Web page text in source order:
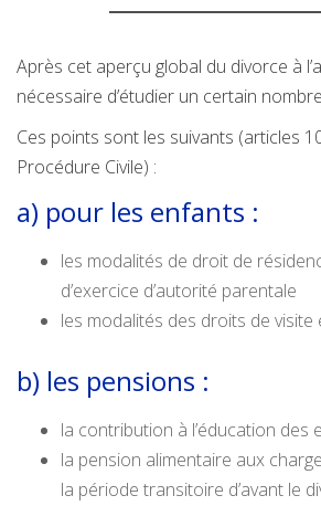
Après cet aperçu global du divorce à
nécessaire d’étudier un certain
Ces points sont les suivants (articles
Procédure Civile) :
a) pour les enfants :
les modalités de droit de
d’exercice d’autorité parentale
les modalités des droits de visite
b) les pensions :
la contribution à l’éducation des
la pension alimentaire aux
la période transitoire d’avant le